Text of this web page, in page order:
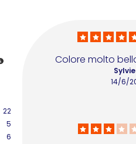
22
5
6
Colore molto
14/6/